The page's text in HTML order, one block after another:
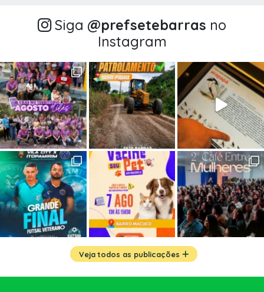
Siga @‌prefsetebarras no
Instagram
Veja todos as publicações